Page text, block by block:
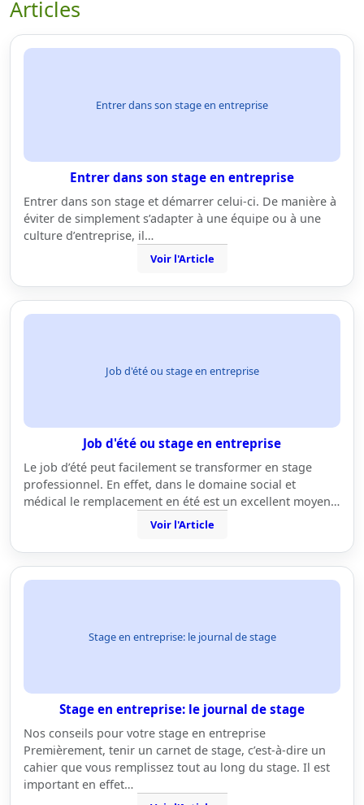
Articles
Entrer dans son stage en entreprise
Entrer dans son stage en entreprise
Entrer dans son stage et démarrer celui-ci. De manière à
éviter de simplement s’adapter à une équipe ou à une
culture d’entreprise, il…
Voir l'Article
Job d'été ou stage en entreprise
Job d'été ou stage en entreprise
Le job d’été peut facilement se transformer en stage
professionnel. En effet, dans le domaine social et
médical le remplacement en été est un excellent moyen…
Voir l'Article
Stage en entreprise: le journal de stage
Stage en entreprise: le journal de stage
Nos conseils pour votre stage en entreprise
Premièrement, tenir un carnet de stage, c’est-à-dire un
cahier que vous remplissez tout au long du stage. Il est
important en effet…